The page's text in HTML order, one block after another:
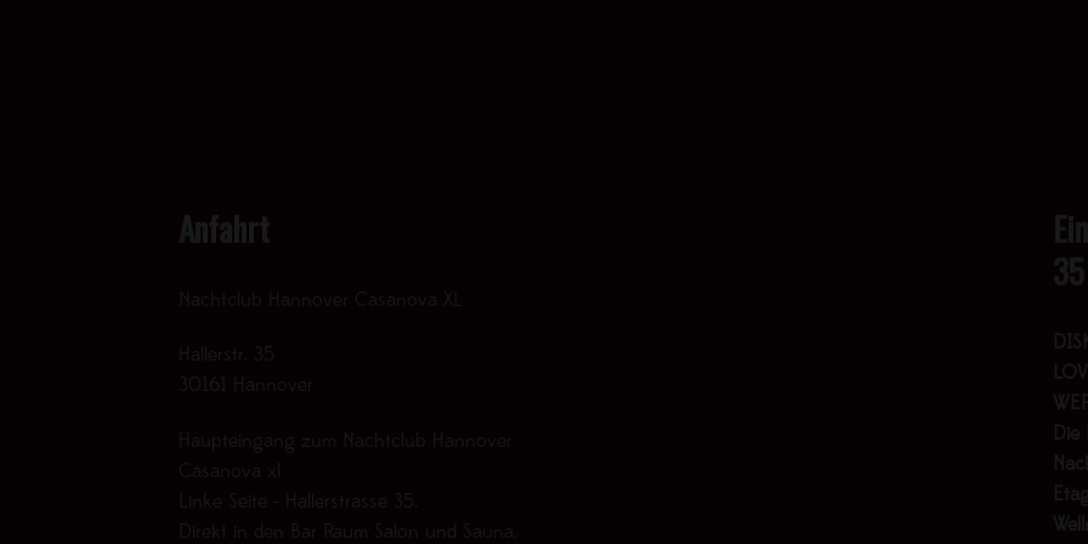
Anfahrt
Nachtclub Hannover Casanova XL
Hallerstr. 35
30161 Hannover
Haupteingang zum Nachtclub Hannover
Casanova xl
Linke Seite - Hallerstrasse 35.
Direkt in den Bar Raum Salon und Sauna.